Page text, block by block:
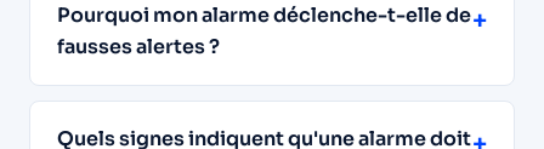
Pourquoi mon alarme déclenche-t-elle de
fausses alertes ?
+
Quels signes indiquent qu'une alarme doit